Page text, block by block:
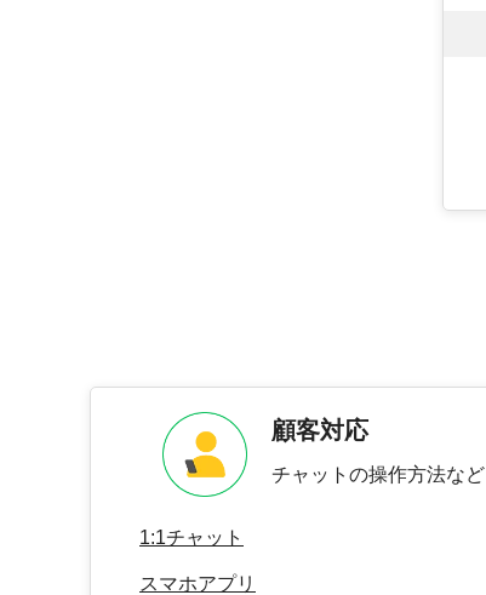
顧客対応
チャットの操作方法など
1:1チャット
スマホアプリ